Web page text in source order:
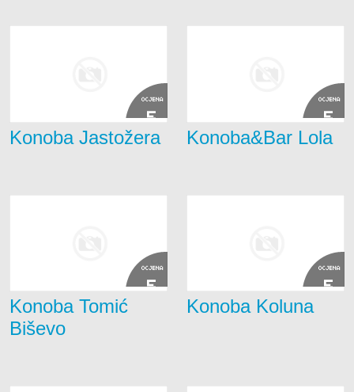
OCJENA
5
Konoba Jastožera
OCJENA
5
Konoba&Bar Lola
OCJENA
5
Konoba Tomić
Biševo
OCJENA
5
Konoba Koluna